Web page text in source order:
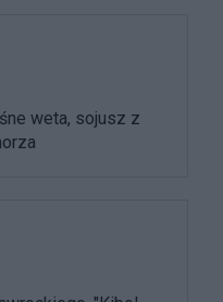
weta, sojusz z